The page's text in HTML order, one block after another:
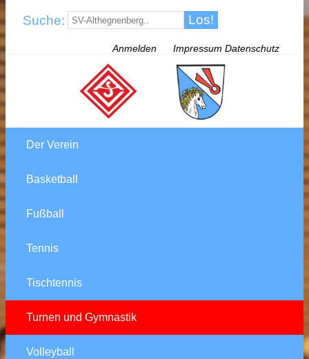
Suche:
Anmelden Impressum Datenschutz
Der Verein
Basketball
Fußball
Tennis
Tischtennis
Turnen und Gymnastik
Volleyball